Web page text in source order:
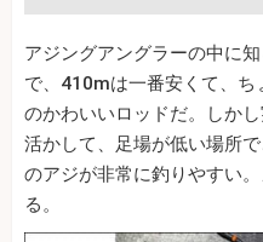
アジングアングラーの中に
で、410mは一番安くて、ち
のかわいいロッドだ。しか
活かして、足場が低い場所
のアジが非常に釣りやすい
る。